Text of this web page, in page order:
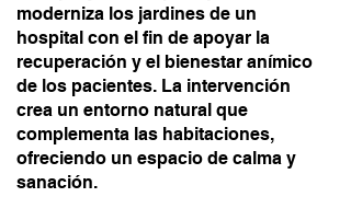
moderniza los jardines de un
hospital con el fin de apoyar la
recuperación y el bienestar anímico
de los pacientes. La intervención
crea un entorno natural que
complementa las habitaciones,
ofreciendo un espacio de calma y
sanación.